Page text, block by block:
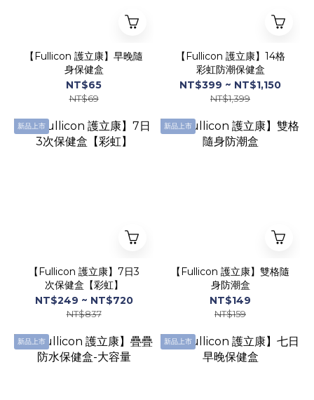
【Fullicon 護立康】早晚隨
身保健盒
NT$65
NT$69
【Fullicon 護立康】14格
彩虹防潮保健盒
NT$399 ~ NT$1,150
NT$1,399
新品上市
【Fullicon 護立康】7日3
次保健盒【彩虹】
NT$249 ~ NT$720
NT$837
新品上市
【Fullicon 護立康】雙格隨
身防潮盒
NT$149
NT$159
新品上市 新品上市